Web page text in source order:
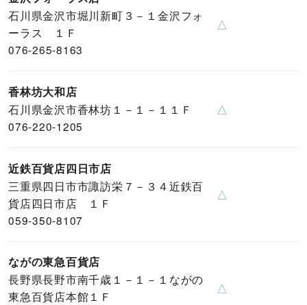
石川県金沢市堀川新町３－１金沢フォ
ーラス １Ｆ
076-265-8163
△
香林坊大和店
石川県金沢市香林坊１－１－１１Ｆ
076-220-1205
△
近鉄百貨店四日市店
三重県四日市市諏訪栄７－３４近鉄百
貨店四日市店 １Ｆ
059-350-8107
△
ながの東急百貨店
長野県長野市南千歳１－１－１ながの
東急百貨店本館１Ｆ
△